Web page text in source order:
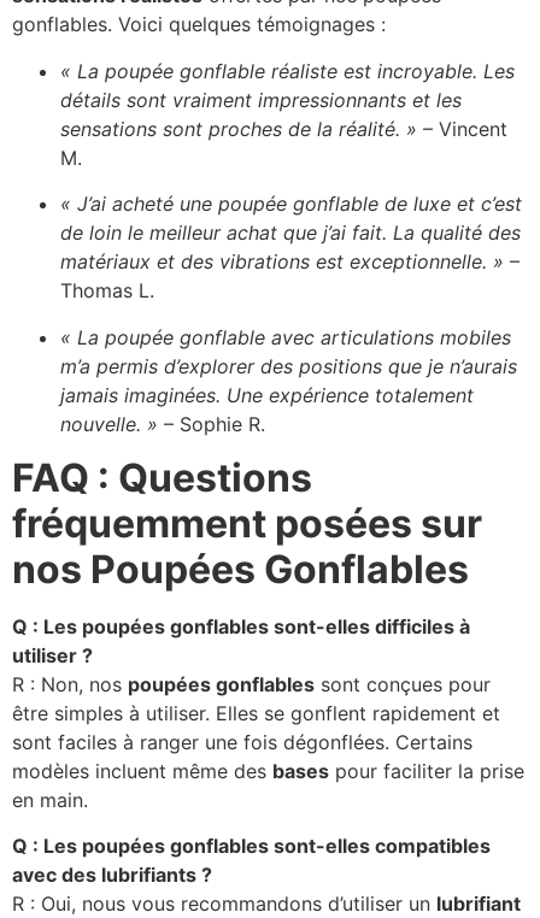
gonflables. Voici quelques témoignages :
« La poupée gonflable réaliste est incroyable. Les
détails sont vraiment impressionnants et les
sensations sont proches de la réalité. » – Vincent
M.
« J’ai acheté une poupée gonflable de luxe et c’est
de loin le meilleur achat que j’ai fait. La qualité des
matériaux et des vibrations est exceptionnelle. » –
Thomas L.
« La poupée gonflable avec articulations mobiles
m’a permis d’explorer des positions que je n’aurais
jamais imaginées. Une expérience totalement
nouvelle. » – Sophie R.
FAQ : Questions
fréquemment posées sur
nos Poupées Gonflables
Q : Les poupées gonflables sont-elles difficiles à
utiliser ?
R : Non, nos poupées gonflables sont conçues pour
être simples à utiliser. Elles se gonflent rapidement et
sont faciles à ranger une fois dégonflées. Certains
modèles incluent même des bases pour faciliter la prise
en main.
Q : Les poupées gonflables sont-elles compatibles
avec des lubrifiants ?
R : Oui, nous vous recommandons d’utiliser un lubrifiant